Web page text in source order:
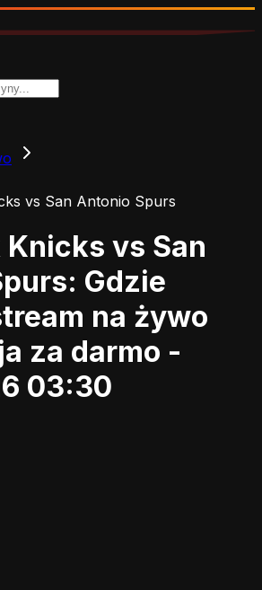
vs San Antonio Spurs
Knicks vs San
Gdzie
na żywo
za darmo -
03:30